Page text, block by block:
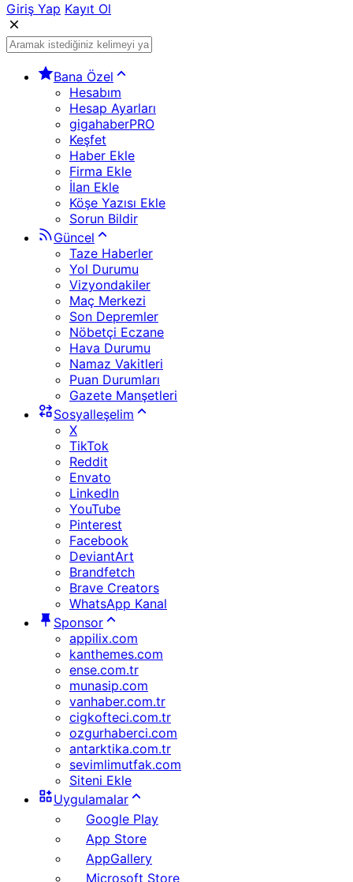
Giriş Yap Kayıt Ol
Bana Özel
Hesabım
Hesap Ayarları
gigahaberPRO
Keşfet
Haber Ekle
Firma Ekle
İlan Ekle
Köşe Yazısı Ekle
Sorun Bildir
Güncel
Taze Haberler
Yol Durumu
Vizyondakiler
Maç Merkezi
Son Depremler
Nöbetçi Eczane
Hava Durumu
Namaz Vakitleri
Puan Durumları
Gazete Manşetleri
Sosyalleşelim
X
TikTok
Reddit
Envato
LinkedIn
YouTube
Pinterest
Facebook
DeviantArt
Brandfetch
Brave Creators
WhatsApp Kanal
Sponsor
appilix.com
kanthemes.com
ense.com.tr
munasip.com
vanhaber.com.tr
cigkofteci.com.tr
ozgurhaberci.com
antarktika.com.tr
sevimlimutfak.com
Siteni Ekle
Uygulamalar
Google Play
App Store
AppGallery
Microsoft Store